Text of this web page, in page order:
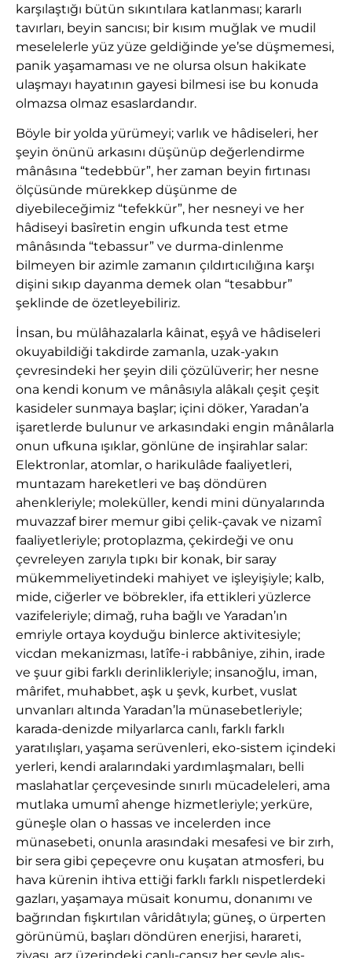
karşılaştığı bütün sıkıntılara katlanması; kararlı
tavırları, beyin sancısı; bir kısım muğlak ve mudil
meselelerle yüz yüze geldiğinde ye’se düşmemesi,
panik yaşamaması ve ne olursa olsun hakikate
ulaşmayı hayatının gayesi bilmesi ise bu konuda
olmazsa olmaz esaslardandır.
Böyle bir yolda yürümeyi; varlık ve hâdiseleri, her
şeyin önünü arkasını düşünüp değerlendirme
mânâsına “tedebbür”, her zaman beyin fırtınası
ölçüsünde mürekkep düşünme de
diyebileceğimiz “tefekkür”, her nesneyi ve her
hâdiseyi basîretin engin ufkunda test etme
mânâsında “tebassur” ve durma-dinlenme
bilmeyen bir azimle zamanın çıldırtıcılığına karşı
dişini sıkıp dayanma demek olan “tesabbur”
şeklinde de özetleyebiliriz.
İnsan, bu mülâhazalarla kâinat, eşyâ ve hâdiseleri
okuyabildiği takdirde zamanla, uzak-yakın
çevresindeki her şeyin dili çözülüverir; her nesne
ona kendi konum ve mânâsıyla alâkalı çeşit çeşit
kasideler sunmaya başlar; içini döker, Yaradan’a
işaretlerde bulunur ve arkasındaki engin mânâlarla
onun ufkuna ışıklar, gönlüne de inşirahlar salar:
Elektronlar, atomlar, o harikulâde faaliyetleri,
muntazam hareketleri ve baş döndüren
ahenkleriyle; moleküller, kendi mini dünyalarında
muvazzaf birer memur gibi çelik-çavak ve nizamî
faaliyetleriyle; protoplazma, çekirdeği ve onu
çevreleyen zarıyla tıpkı bir konak, bir saray
mükemmeliyetindeki mahiyet ve işleyişiyle; kalb,
mide, ciğerler ve böbrekler, ifa ettikleri yüzlerce
vazifeleriyle; dimağ, ruha bağlı ve Yaradan’ın
emriyle ortaya koyduğu binlerce aktivitesiyle;
vicdan mekanizması, latîfe-i rabbâniye, zihin, irade
ve şuur gibi farklı derinlikleriyle; insanoğlu, iman,
mârifet, muhabbet, aşk u şevk, kurbet, vuslat
unvanları altında Yaradan’la münasebetleriyle;
karada-denizde milyarlarca canlı, farklı farklı
yaratılışları, yaşama serüvenleri, eko-sistem içindeki
yerleri, kendi aralarındaki yardımlaşmaları, belli
maslahatlar çerçevesinde sınırlı mücadeleleri, ama
mutlaka umumî ahenge hizmetleriyle; yerküre,
güneşle olan o hassas ve incelerden ince
münasebeti, onunla arasındaki mesafesi ve bir zırh,
bir sera gibi çepeçevre onu kuşatan atmosferi, bu
hava kürenin ihtiva ettiği farklı farklı nispetlerdeki
gazları, yaşamaya müsait konumu, donanımı ve
bağrından fışkırtılan vâridâtıyla; güneş, o ürperten
görünümü, başları döndüren enerjisi, harareti,